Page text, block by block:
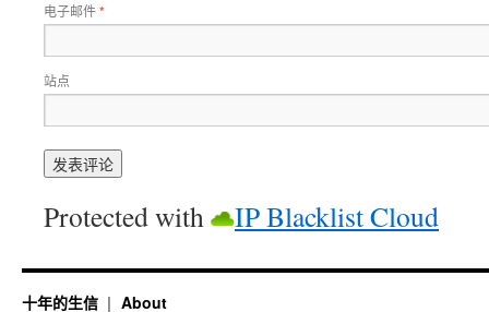
电子邮件*
站点
Protected with IP Blacklist Cloud
十年的生信 About